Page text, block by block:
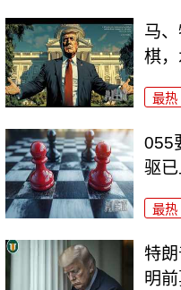
马
棋，
最热
055
驱已
最热
特
明前